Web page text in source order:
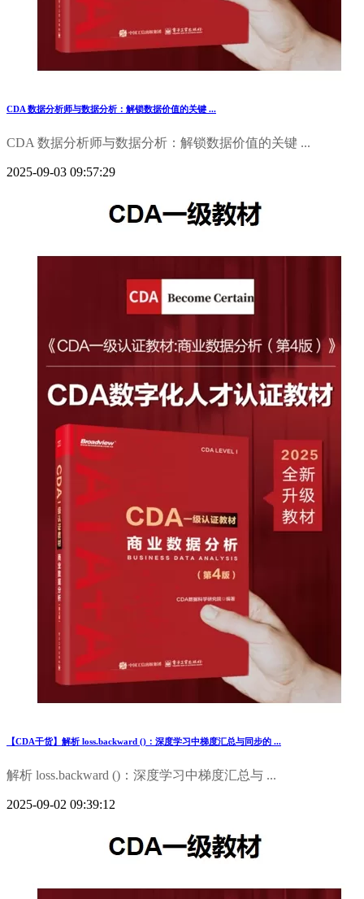
CDA 数据分析师与数据分析：解锁数据价值的关键 ...
CDA 数据分析师与数据分析：解锁数据价值的关键 ...
2025-09-03 09:57:29
【CDA干货】解析 loss.backward ()：深度学习中梯度汇总与同步的 ...
解析 loss.backward ()：深度学习中梯度汇总与 ...
2025-09-02 09:39:12